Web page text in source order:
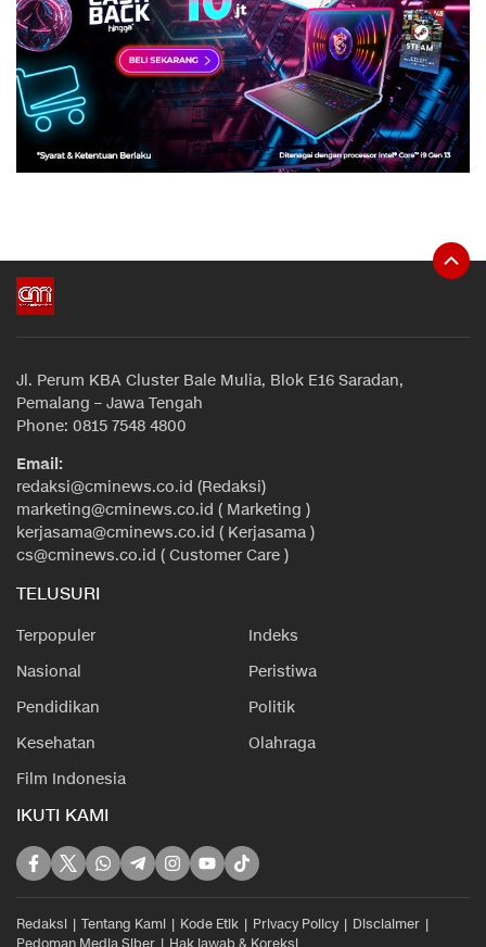
Jl. Perum KBA Cluster Bale Mulia, Blok E16 Saradan,
Pemalang – Jawa Tengah
Phone: 0815 7548 4800
Email:
redaksi@cminews.co.id (Redaksi)
marketing@cminews.co.id ( Marketing )
kerjasama@cminews.co.id ( Kerjasama )
cs@cminews.co.id ( Customer Care )
TELUSURI
Terpopuler
Indeks
Nasional
Peristiwa
Pendidikan
Politik
Kesehatan
Olahraga
Film Indonesia
IKUTI KAMI
Redaksi Tentang Kami Kode Etik Privacy Policy
Disclaimer